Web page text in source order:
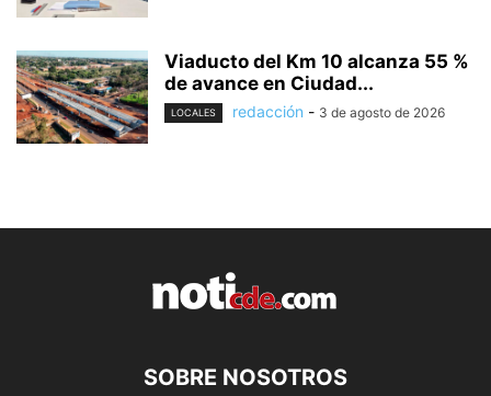
Viaducto del Km 10 alcanza 55 %
de avance en Ciudad...
LOCALES redacción - 3 de agosto de 2026
SOBRE NOSOTROS